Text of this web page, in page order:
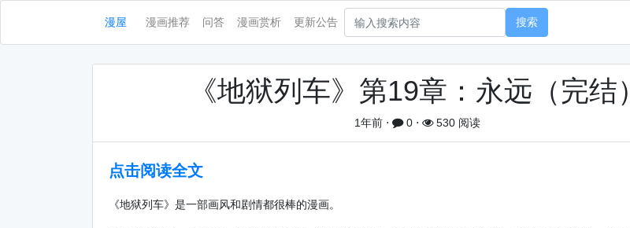
漫屋 漫画推荐 问答 漫画赏析 更新公告 搜索
《地狱列车》第19章：永远（完结）
1年前⋅ 0⋅ 530 阅读
点击阅读全文
《地狱列车》是一部画风和剧情都很棒的漫画。